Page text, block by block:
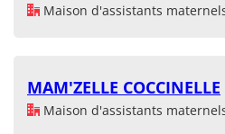
Maison d'assistants
MAM'ZELLE COCCINELLE
Maison d'assistants